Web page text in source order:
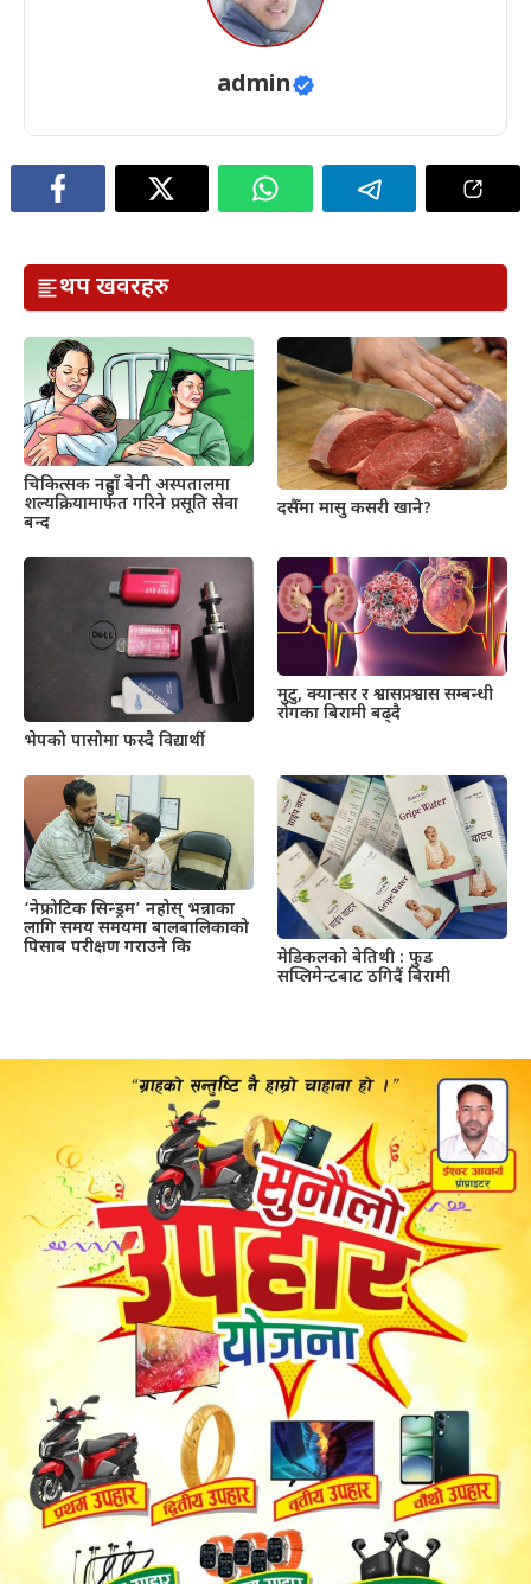
admin
थप खवरहरु
चिकित्सक नहुदाँ बेनी अस्पतालमा
शल्यक्रियामार्फत गरिने प्रसूति सेवा
बन्द
दसैँमा मासु कसरी खाने?
भेपको पासोमा फस्दै विद्यार्थी
मुटु, क्यान्सर र श्वासप्रश्वास सम्बन्धी
रोगका बिरामी बढ्दै
‘नेफ्रोटिक सिन्ड्रम’ नहोस् भन्नाका
लागि समय समयमा बालबालिकाको
पिसाब परीक्षण गराउने कि
मेडिकलको बेतिथी : फुड
सप्लिमेन्टबाट ठगिदैं बिरामी